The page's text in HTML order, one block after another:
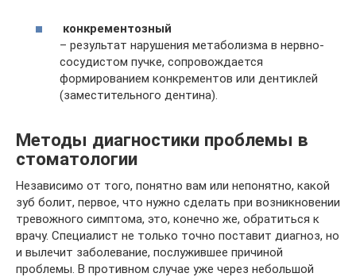
конкрементозный
– результат нарушения метаболизма в нервно-
сосудистом пучке, сопровождается
формированием конкрементов или дентиклей
(заместительного дентина).
Методы диагностики проблемы в
стоматологии
Независимо от того, понятно вам или непонятно, какой
зуб болит, первое, что нужно сделать при возникновении
тревожного симптома, это, конечно же, обратиться к
врачу. Специалист не только точно поставит диагноз, но
и вылечит заболевание, послужившее причиной
проблемы. В противном случае уже через небольшой